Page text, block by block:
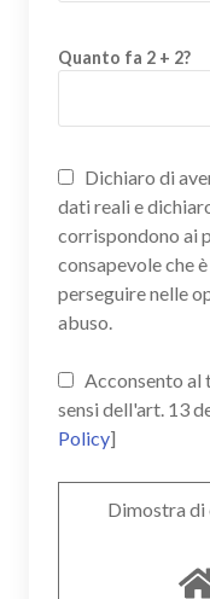
Quanto fa 2 + 2?
Dichiaro di
dati reali e
corrispondono ai
consapevole che
perseguire nelle
abuso.
Acconsento al
sensi dell'art. 13
Policy]
Dimostra di